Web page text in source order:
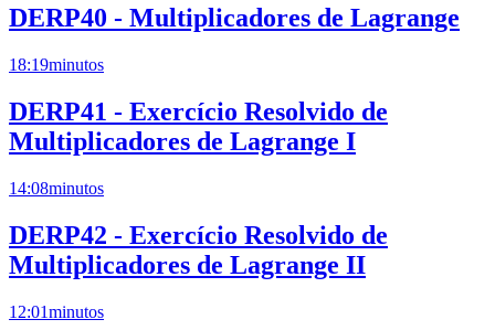
DERP40 - Multiplicadores de Lagrange
18:19minutos
DERP41 - Exercício Resolvido de
Multiplicadores de Lagrange I
14:08minutos
DERP42 - Exercício Resolvido de
Multiplicadores de Lagrange II
12:01minutos